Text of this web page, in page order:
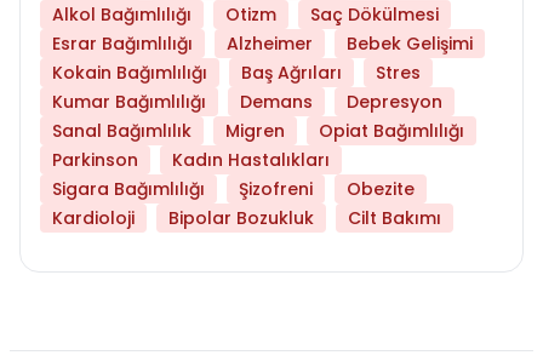
Alkol Bağımlılığı
Otizm
Saç Dökülmesi
Esrar Bağımlılığı
Alzheimer
Bebek Gelişimi
Kokain Bağımlılığı
Baş Ağrıları
Stres
Kumar Bağımlılığı
Demans
Depresyon
Sanal Bağımlılık
Migren
Opiat Bağımlılığı
Parkinson
Kadın Hastalıkları
Sigara Bağımlılığı
Şizofreni
Obezite
Kardioloji
Bipolar Bozukluk Cilt Bakımı